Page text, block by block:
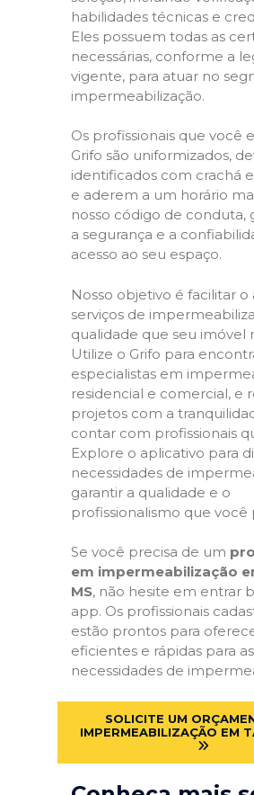
habilidades técnicas e
Eles possuem todas as
necessárias, conforme a
vigente, para atuar no
impermeabilização.
Os profissionais que você
Grifo são uniformizados,
identificados com crachá
e aderem a um horário
nosso código de conduta,
a segurança e a
acesso ao seu espaço.
Nosso objetivo é facilitar o
serviços de
qualidade que seu imóvel
Utilize o Grifo para
especialistas em
residencial e comercial, e
projetos com a
contar com profissionais
Explore o aplicativo para
necessidades de
garantir a qualidade e o
profissionalismo que você
Se você precisa de um
em impermeabilização
MS, não hesite em entrar
app. Os profissionais
estão prontos para
eficientes e rápidas para
necessidades de
SOLICITE UM
IMPERMEABILIZAÇÃO EM